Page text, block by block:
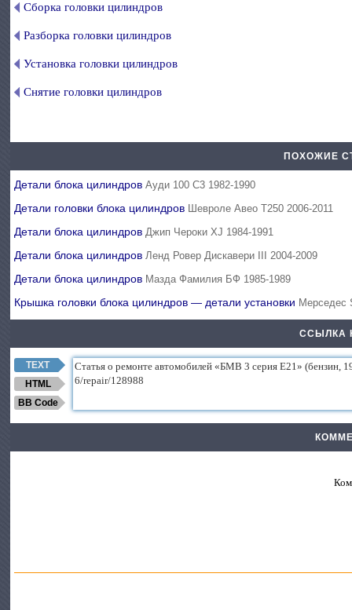
Сборка головки цилиндров
Разборка головки цилиндров
Установка головки цилиндров
Снятие головки цилиндров
ПОХОЖИЕ
Детали блока цилиндровАуди 100 С3 1982-1990
Детали головки блока цилиндров Шевроле Авео Т250 2006-2011
Детали блока цилиндров Джип Чероки XJ 1984-1991
Детали блока цилиндров Ленд Ровер Дискавери III 2004-2009
Детали блока цилиндров Мазда Фамилия БФ 1985-1989
Крышка головки блока цилиндров — детали установки Мерседес
ССЫЛКА
TEXT
HTML
BB Code